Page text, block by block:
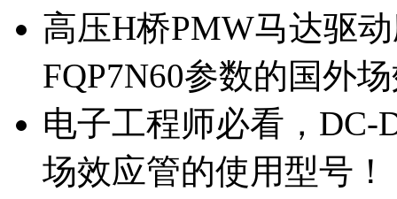
高压H桥PMW马达驱
FQP7N60参数的国外
电子工程师必看，DC-
场效应管的使用型号！